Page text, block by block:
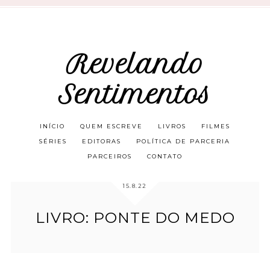
Revelando
Sentimentos
INÍCIO QUEM ESCREVE LIVROS FILMES
SÉRIES EDITORAS POLÍTICA DE PARCERIA
PARCEIROS CONTATO
15.8.22
LIVRO: PONTE DO MEDO